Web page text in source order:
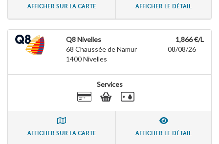
AFFICHER SUR LA CARTE AFFICHER LE DÉTAIL
Q8 Nivelles
68 Chaussée de Namur
1400Nivelles
1,866 €/L
08/08/26
Services
AFFICHER SUR LA CARTE AFFICHER LE DÉTAIL